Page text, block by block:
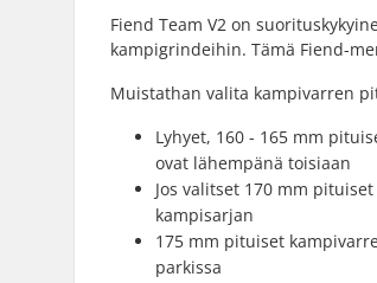
Fiend Team V2 on
kampigrindeihin. Tämä Fiend-
Muistathan valita kampivarren
Lyhyet, 160 - 165 mm
ovat lähempänä toisiaan
Jos valitset 170 mm
kampisarjan
175 mm pituiset
parkissa